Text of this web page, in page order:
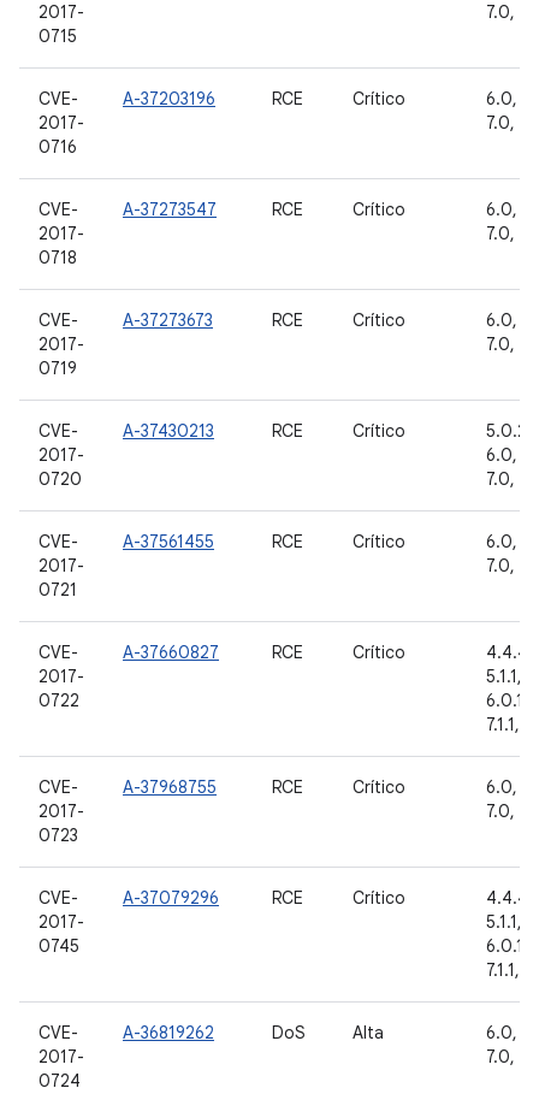
2017-
0715
7.0,
CVE-
2017-
0716
A-37203196 RCE Crítico
6.0,
7.0,
CVE-
2017-
0718
A-37273547 RCE Crítico
6.0,
7.0,
CVE-
2017-
0719
A-37273673 RCE Crítico
6.0,
7.0,
CVE-
2017-
0720
A-37430213 RCE Crítico
5.0.2,
6.0,
7.0,
CVE-
2017-
0721
A-37561455 RCE Crítico
6.0,
7.0,
CVE-
2017-
0722
A-37660827 RCE Crítico
4.4.4,
5.1.1,
6.0.1,
7.1.1,
CVE-
2017-
0723
A-37968755 RCE Crítico
6.0,
7.0,
CVE-
2017-
0745
A-37079296 RCE Crítico
4.4.4,
5.1.1,
6.0.1,
7.1.1,
CVE-
2017-
0724
A-36819262 DoS Alta
6.0,
7.0,